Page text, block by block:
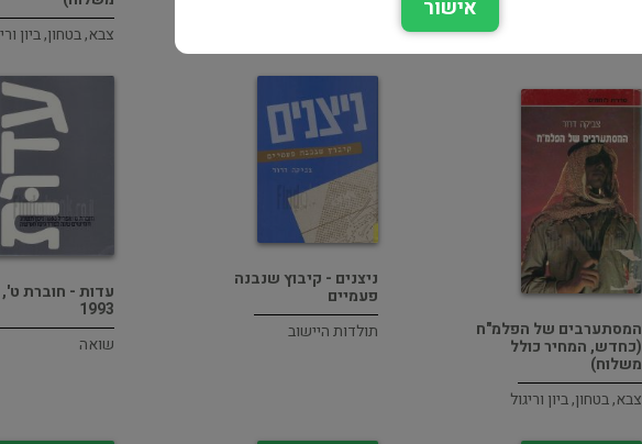
צבא, בטחון, ביון
המסתערבים של הפלמ"ח
(כחדש, המחיר כולל
משלוח)
צבא, בטחון, ביון וריגול
ניצנים - קיבוץ שנבנה
פעמיים
תולדות היישוב
עדות - חוברת
1993
שואה
אישור